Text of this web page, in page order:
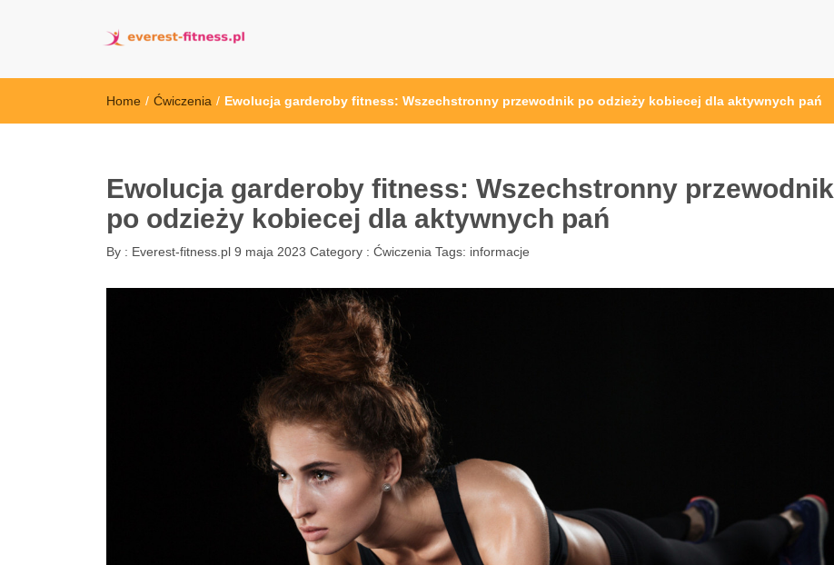
Home / Ćwiczenia / Ewolucja garderoby fitness: Wszechstronny przewodnik po odzieży kobiecej dla aktywnych pań
Ewolucja garderoby fitness: Wszechstronny przewodnik
po odzieży kobiecej dla aktywnych pań
By : Everest-fitness.pl 9 maja 2023 Category : Ćwiczenia Tags: informacje